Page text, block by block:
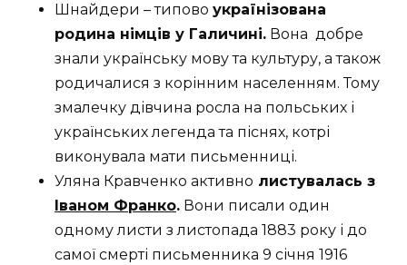
Шнайдери – типово українізована
родина німців у Галичині. Вона добре
знали українську мову та культуру, а також
родичалися з корінним населенням. Тому
змалечку дівчина росла на польських і
українських легенда та піснях, котрі
виконувала мати письменниці.
Уляна Кравченко активно листувалась з
Іваном Франко. Вони писали один
одному листи з листопада 1883 року і до
самої смерті письменника 9 січня 1916